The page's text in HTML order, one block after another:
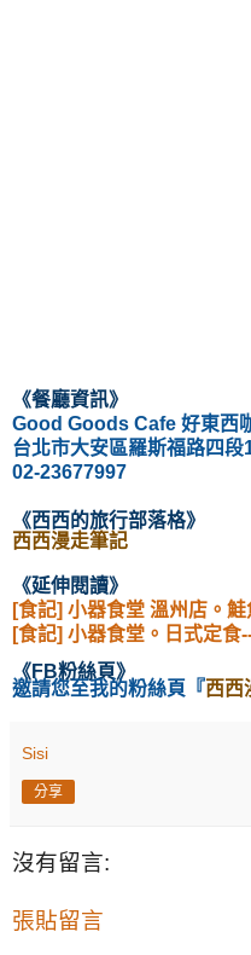
《餐廳資訊》
Good Goods Cafe 好東西
台北市大安區羅斯福路四段
02-23677997
《西西的旅行部落格》
西西漫走筆記
《延伸閱讀》
[食記] 小器食堂 溫州店。
[食記] 小器食堂。日式定食
《FB粉絲頁》
邀請您至我的粉絲頁
『西西
Sisi
分享
沒有留言:
張貼留言